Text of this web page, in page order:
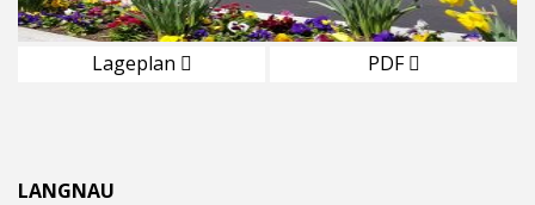
Lageplan PDF
LANGNAU